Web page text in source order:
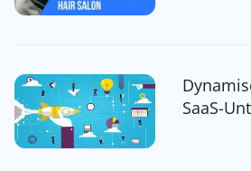
SaaS-